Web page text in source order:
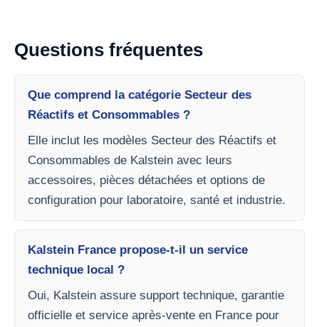
Questions fréquentes
Que comprend la catégorie Secteur des
Réactifs et Consommables ?
Elle inclut les modèles Secteur des Réactifs et
Consommables de Kalstein avec leurs
accessoires, pièces détachées et options de
configuration pour laboratoire, santé et industrie.
Kalstein France propose-t-il un service
technique local ?
Oui, Kalstein assure support technique, garantie
officielle et service après-vente en France pour